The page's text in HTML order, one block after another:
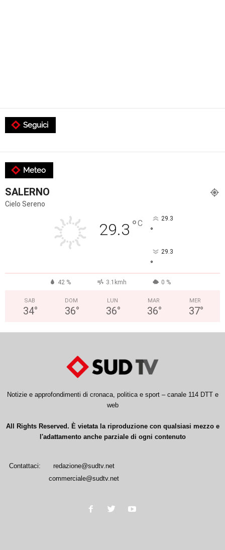
Seguici
Meteo
SALERNO
Cielo Sereno
29.3 °C 29.3
°
29.3
°
42 % 3.1kmh 0 %
SAB
34°
DOM
36°
LUN
36°
MAR
36°
MER
37°
Notizie e approfondimenti di cronaca, politica e sport – canale 114 DTT e
web
All Rights Reserved. È vietata la riproduzione con qualsiasi mezzo e
l'adattamento anche parziale di ogni contenuto
Contattaci:
redazione@sudtv.net
commerciale@sudtv.net